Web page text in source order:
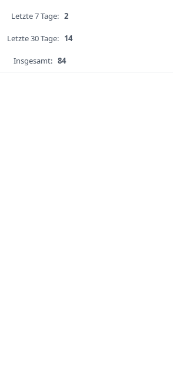
Letzte 7 Tage: 2
Letzte 30 Tage: 14
Insgesamt: 84